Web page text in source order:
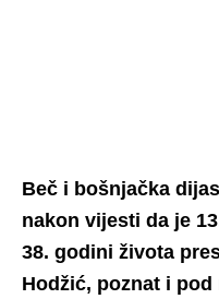
Beč i bošnjačka
nakon vijesti da je
38. godini života
Hodžić, poznat i